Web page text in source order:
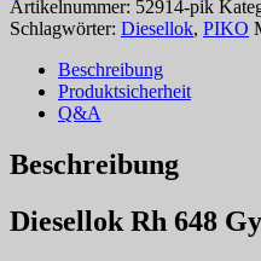
Artikelnummer: 52914-pik
Schlagwörter: Diesellok, PIKO
Beschreibung
Produktsicherheit
Q&A
Beschreibung
Diesellok Rh 648